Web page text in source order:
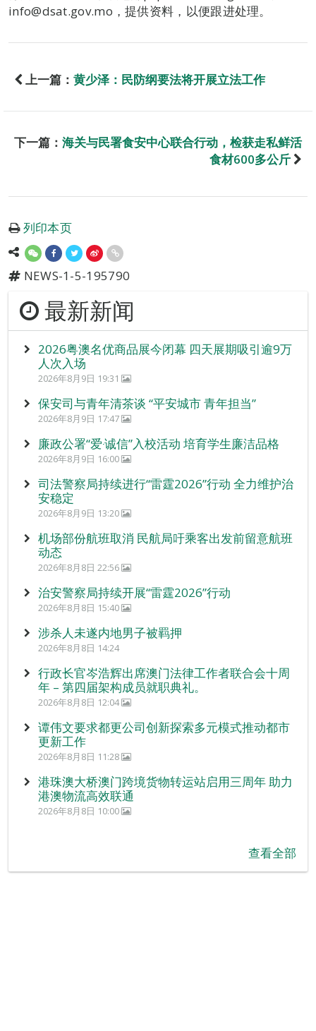
info@dsat.gov.mo，提供资料，以便跟进处理。
上一篇： 黄少泽：民防纲要法将开展立法工作
下一篇： 海关与民署食安中心联合行动，检获走私鲜活
食材600多公斤
列印本页
NEWS-1-5-195790
最新新闻
2026粤澳名优商品展今闭幕 四天展期吸引逾9万
人次入场
2026年8月9日 19:31
保安司与青年清茶谈 “平安城市 青年担当”
2026年8月9日 17:47
廉政公署“爱‧诚信”入校活动 培育学生廉洁品格
2026年8月9日 16:00
司法警察局持续进行“雷霆2026”行动 全力维护治
安稳定
2026年8月9日 13:20
机场部份航班取消 民航局吁乘客出发前留意航班
动态
2026年8月8日 22:56
治安警察局持续开展“雷霆2026”行动
2026年8月8日 15:40
涉杀人未遂内地男子被羁押
2026年8月8日 14:24
行政长官岑浩辉出席澳门法律工作者联合会十周
年 – 第四届架构成员就职典礼。
2026年8月8日 12:04
谭伟文要求都更公司创新探索多元模式推动都市
更新工作
2026年8月8日 11:28
港珠澳大桥澳门跨境货物转运站启用三周年 助力
港澳物流高效联通
2026年8月8日 10:00
查看全部